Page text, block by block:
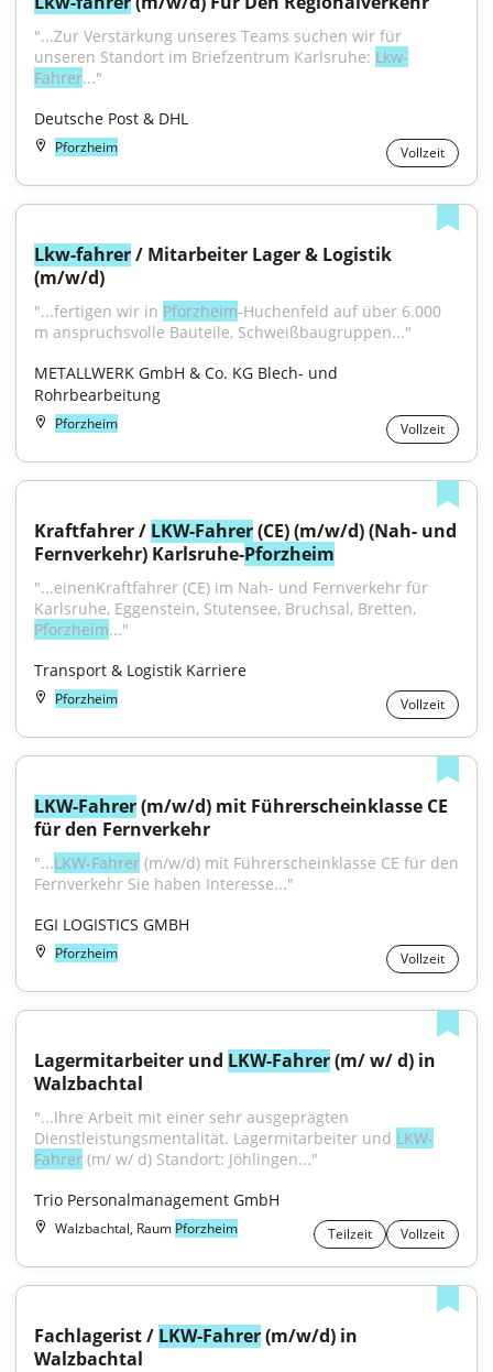
"...Zur Verstärkung unseres Teams suchen wir für
unseren Standort im Briefzentrum Karlsruhe: Lkw-
Fahrer..."
Deutsche Post & DHL
Pforzheim Vollzeit
Lkw-fahrer / Mitarbeiter Lager & Logistik
(m/w/d)
"...fertigen wir in Pforzheim-Huchenfeld auf über 6.000
m anspruchsvolle Bauteile, Schweißbaugruppen..."
METALLWERK GmbH & Co. KG Blech- und
Rohrbearbeitung
Pforzheim Vollzeit
Kraftfahrer / LKW-Fahrer (CE) (m/w/d) (Nah- und
Fernverkehr) Karlsruhe-Pforzheim
"...einenKraftfahrer (CE) im Nah- und Fernverkehr für
Pforzheim..."
Transport & Logistik Karriere
Pforzheim Vollzeit
LKW-Fahrer (m/w/d) mit Führerscheinklasse CE
für den Fernverkehr
"...LKW-Fahrer (m/w/d) mit Führerscheinklasse CE für den
Fernverkehr Sie haben Interesse..."
EGI LOGISTICS GMBH
Pforzheim Vollzeit
Lagermitarbeiter und LKW-Fahrer (m/ w/ d) in
Walzbachtal
"...Ihre Arbeit mit einer sehr ausgeprägten
Dienstleistungsmentalität. Lagermitarbeiter und LKW-
Fahrer (m/ w/ d) Standort: Jöhlingen..."
Trio Personalmanagement GmbH
Walzbachtal, Raum Pforzheim Teilzeit Vollzeit
Fachlagerist / LKW-Fahrer (m/w/d) in
Walzbachtal